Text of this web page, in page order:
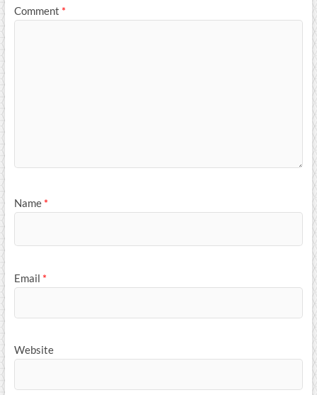
Comment *
Name *
Email *
Website